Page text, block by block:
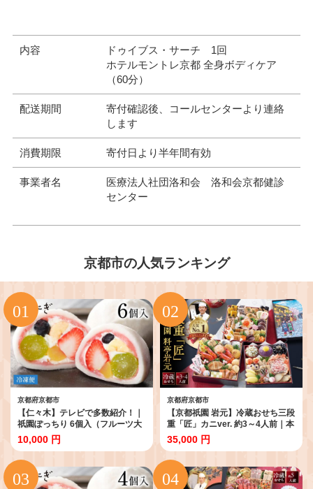
内容
ドゥイブス・サーチ 1回
ホテルモントレ京都 全身ボディケア
（60分）
配送期間
寄付確認後、コールセンターより連絡
します
消費期限 寄付日より半年間有効
事業者名
医療法人社団洛和会 洛和会京都健診
センター
京都市の人気ランキング
京都府京都市
【仁々木】テレビで多数紹介！｜
祇園ぽっちり 6個入（フルーツ大
福/祇をんににぎ）［ 京都 祇園 ス
イーツ お菓子 人気 おすすめ フル
ーツ 果物 くだもの おいしい 可愛
い いちご あまおう ぶどう 栗 ギフ
ト プレゼント 贈答 お取り寄せ ］
10,000 円
京都府京都市
【京都祇園 岩元】冷蔵おせち三段
重「匠」カニver. 約3～4人前｜本
格 料亭おせち 毎年完売必至 人気
［ 京都 祇園 老舗 料亭 完売必至の
大人気おせち おすすめ 三段重 3人
4人 2027 正月 お祝い おせち お節
京おせち 京料理 グルメ お取り寄
35,000 円